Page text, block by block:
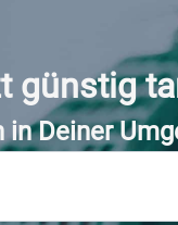
günstig
in Deiner